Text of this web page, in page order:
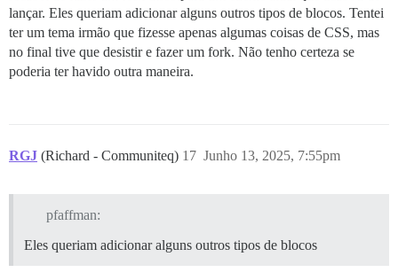
lançar. Eles queriam adicionar alguns outros tipos de blocos. Tentei
ter um tema irmão que fizesse apenas algumas coisas de CSS, mas
no final tive que desistir e fazer um fork. Não tenho certeza se
poderia ter havido outra maneira.
RGJ (Richard - Communiteq) Junho 13, 2025, 7:55pm
17
pfaffman:
Eles queriam adicionar alguns outros tipos de blocos